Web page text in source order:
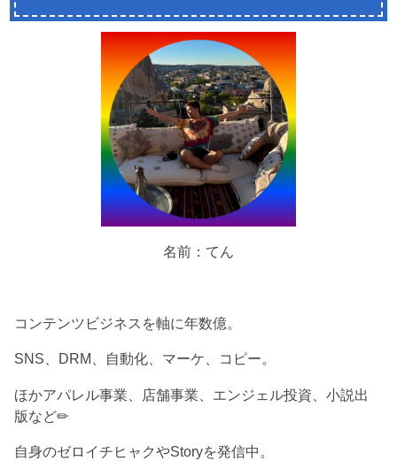
名前：てん
コンテンツビジネスを軸に年数億。
SNS、DRM、自動化、マーケ、コピー。
ほかアパレル事業、店舗事業、エンジェル投資、小説出
版など✏︎
自身のゼロイチヒャクやStoryを発信中。